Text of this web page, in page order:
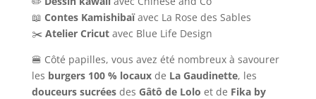
📖 Contes Kamishibaïavec La Rose des Sables
✂️ Atelier Cricutavec Blue Life Design
🍔 Côté papilles, vous avez été nombreux à savourer
les burgers 100 % locauxde La Gaudinette, les
douceurs sucréesdes Gâtô de Lolo et de Fika by